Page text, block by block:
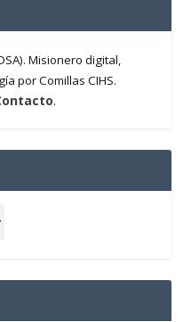
Misionero digital,
por Comillas CIHS.
.